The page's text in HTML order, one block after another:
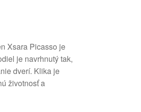
Xsara Picasso je
je navrhnutý tak,
dverí. Klika je
životnosť a